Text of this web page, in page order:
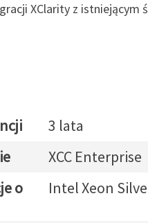
XClarity z istniejącym
3 lata
XCC Enterprise
o
Intel Xeon